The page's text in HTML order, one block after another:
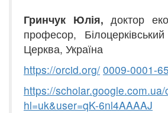
Гринчук Юлія, доктор
професор,
Церква, Україна
https://orcid.org/ 0009-0001-
https://scholar.google.com.ua/
hl=uk&user=qK-6nl4AAAAJ